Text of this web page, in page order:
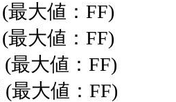
(最大値：FF)
(最大値：FF)
(最大値：FF)
(最大値：FF)